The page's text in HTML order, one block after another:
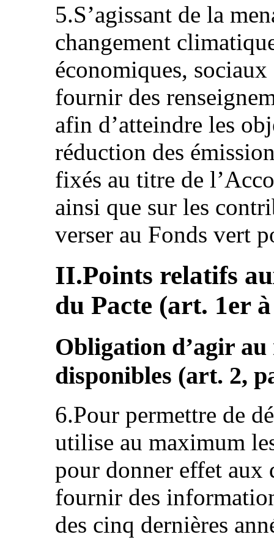
5.S’agissant de la
changement
économiques,
fournir des
afin d’atteindre les
réduction des
fixés au titre de
ainsi que sur les
verser au Fonds vert
II.Points relatifs
du Pacte (art. 1er
Obligation d’agir au
disponibles (art. 2,
6.Pour permettre de
utilise au maximum
pour donner effet aux
fournir des
des cinq dernières